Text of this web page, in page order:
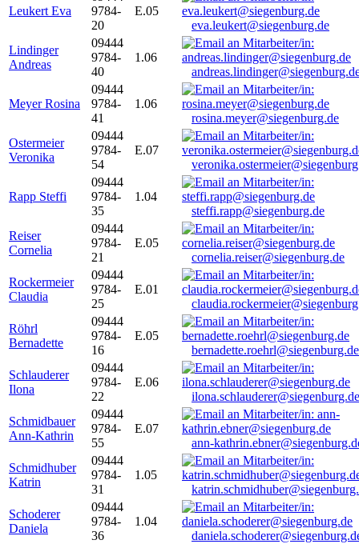
Leukert Eva
9784-
20
E.05
eva.leukert@siegenburg.de
Lindinger
Andreas
09444
9784-
40
1.06
Meyer Rosina
09444
9784-
41
1.06
rosina.meyer@siegenburg.de
Ostermeier
Veronika
09444
9784-
54
E.07
Rapp Steffi
09444
9784-
35
1.04
steffi.rapp@siegenburg.de
Reiser
Cornelia
09444
9784-
21
E.05
cornelia.reiser@siegenburg.de
Rockermeier
Claudia
09444
9784-
25
E.01
Röhrl
Bernadette
09444
9784-
16
E.05
bernadette.roehrl@siegenburg.de
Schlauderer
Ilona
09444
9784-
22
E.06
ilona.schlauderer@siegenburg.de
Schmidbauer
Ann-Kathrin
09444
9784-
55
E.07
ann-
Schmidhuber
Katrin
09444
9784-
31
1.05
Schoderer
Daniela
09444
9784-
36
1.04